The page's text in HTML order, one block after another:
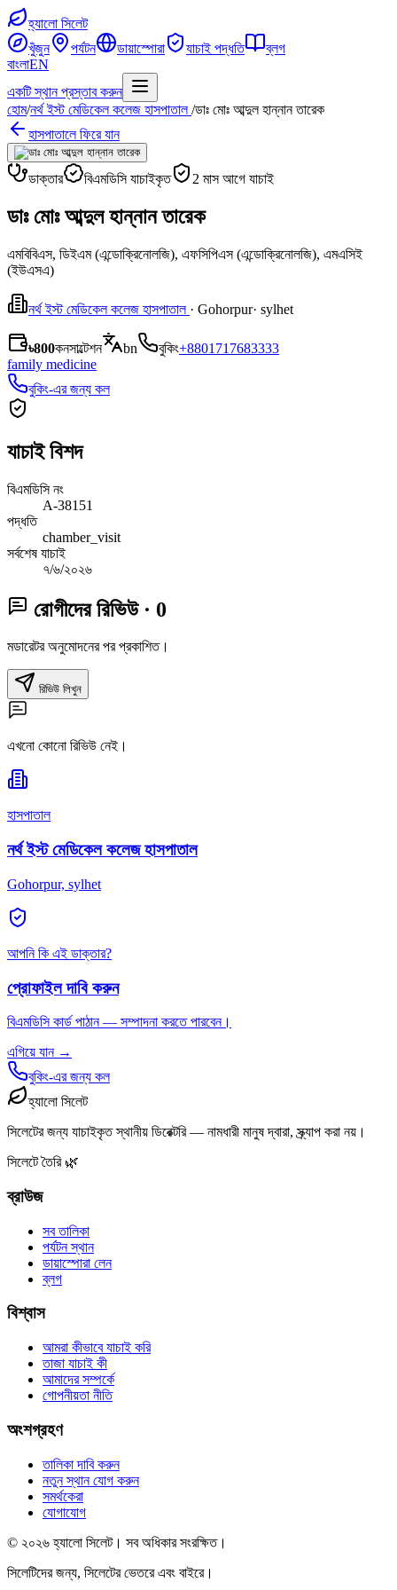
হ্যালো সিলেট
খুঁজুন
পর্যটন ডায়াস্পোরা যাচাই পদ্ধতি
ব্লগ
বাংলাEN
একটি স্থান প্রস্তাব করুন
হোম/নর্থ ইস্ট মেডিকেল কলেজ হাসপাতাল/ডাঃ মোঃ আব্দুল হান্নান তারেক
হাসপাতালে ফিরে যান
ডাক্তার বিএমডিসি যাচাইকৃত 2 মাস আগে যাচাই
ডাঃ মোঃ আব্দুল হান্নান তারেক
এমবিবিএস, ডিইএম (এন্ডোক্রিনোলজি), এফসিপিএস (এন্ডোক্রিনোলজি), এমএসিই
(ইউএসএ)
নর্থ ইস্ট মেডিকেল কলেজ হাসপাতাল · Gohorpur· sylhet
৳800কনসাল্টেশন bn বুকিং+8801717683333
family medicine
বুকিং-এর জন্য কল
যাচাই বিশদ
বিএমডিসি নং
A-38151
পদ্ধতি
chamber_visit
সর্বশেষ যাচাই
৭/৬/২০২৬
রোগীদের রিভিউ · 0
মডারেটর অনুমোদনের পর প্রকাশিত।
রিভিউ লিখুন
এখনো কোনো রিভিউ নেই।
হাসপাতাল
নর্থ ইস্ট মেডিকেল কলেজ হাসপাতাল
Gohorpur, sylhet
আপনি কি এই ডাক্তার?
প্রোফাইল দাবি করুন
বিএমডিসি কার্ড পাঠান — সম্পাদনা করতে পারবেন।
এগিয়ে যান →
বুকিং-এর জন্য কল
হ্যালো সিলেট
সিলেটের জন্য যাচাইকৃত স্থানীয় ডিরেক্টরি — নামধারী মানুষ দ্বারা, স্ক্র্যাপ করা নয়।
সিলেটে তৈরি 🌿
ব্রাউজ
সব তালিকা
পর্যটন স্থান
ডায়াস্পোরা লেন
ব্লগ
বিশ্বাস
আমরা কীভাবে যাচাই করি
তাজা যাচাই কী
আমাদের সম্পর্কে
গোপনীয়তা নীতি
অংশগ্রহণ
তালিকা দাবি করুন
নতুন স্থান যোগ করুন
সমর্থকেরা
যোগাযোগ
© ২০২৬ হ্যালো সিলেট। সব অধিকার সংরক্ষিত।
সিলেটিদের জন্য, সিলেটের ভেতরে এবং বাইরে।